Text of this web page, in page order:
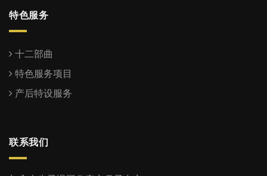
特色服务
十二部曲
特色服务项目
产后特设服务
联系我们